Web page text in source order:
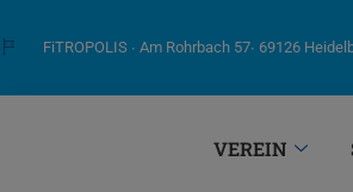
FiTROPOLIS ∙ Am Rohrbach 57∙ 69126
VEREIN